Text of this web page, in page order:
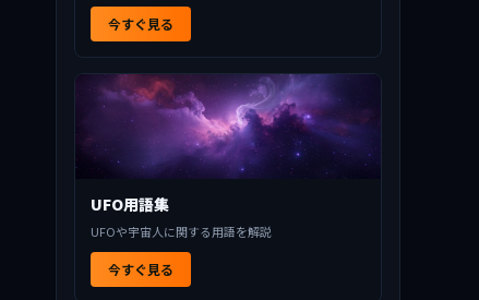
今すぐ見る
UFO用語集
UFOや宇宙人に関する用語を解説
今すぐ見る